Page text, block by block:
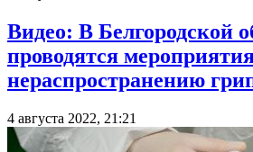
Видео: В Белгородской
проводятся
нераспространению
4 августа 2022, 21:21